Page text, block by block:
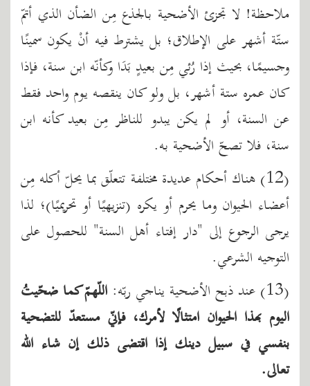
ملاحظة! لا تجزئ الأضحية بالجذع مِن الضأن الذي أتمّ
ستّة أشهر على الإطلاق؛ بل يشترط فيه أنْ يكون سمينًا
وجسيمًا، بحيث إذا رُئي مِن بعيدٍ بَدَا وكأنّه ابن سنة، فإذا
كان عمره ستة أشهر، بل ولو كان ينقصه يوم واحد فقط
عن السنة، أو لم يكن يبدو للناظر مِن بعيد كأنه ابن
سنة، فلا تصحّ الأضحية به.
(12) هناك أحكام عديدة مختلفة تتعلّق بما يحلّ أكله مِن
أعضاء الحيوان وما يحرم أو يكره (تنزيهيًا أو تحريميًا)؛ لذا
يرجى الرجوع إلى "دار إفتاء أهل السنة" للحصول على
التوجيه الشرعي.
(13) عند ذبح الأضحية يناجي ربّه:
اللّهمّ كما ضحّيتُ
اليوم بهذا الحيوان امتثالًا لأمرك، فإنّي مستعدّ للتضحية
بنفسي في سبيل دينك إذا اقتضى ذلك إن شاء الله
تعالى.